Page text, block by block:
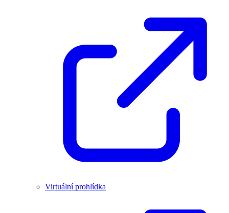
Virtuální prohlídka